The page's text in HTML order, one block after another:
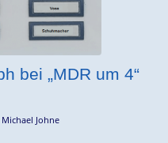
bei „MDR um 4“
Michael Johne